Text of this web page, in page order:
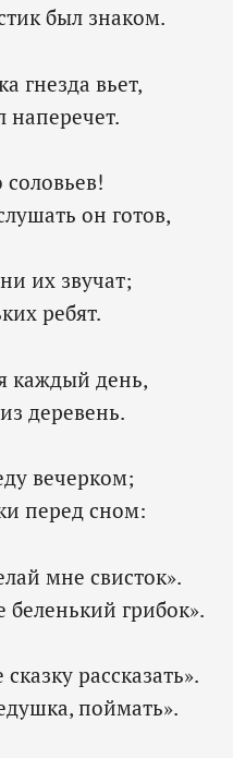
был знаком.
гнезда вьет,
наперечет.
он готов,
их звучат;
ребят.
каждый день,
деревень.
вечерком;
перед сном:
мне свисток».
грибок».
рассказать».
поймать».